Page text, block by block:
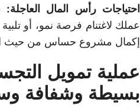
احتياجات رأس المال العاجلة:
عملك لاغتنام فرصة نمو، أو
إكمال مشروع حساس من حيث
عملية تمويل
بسيطة وشفافة